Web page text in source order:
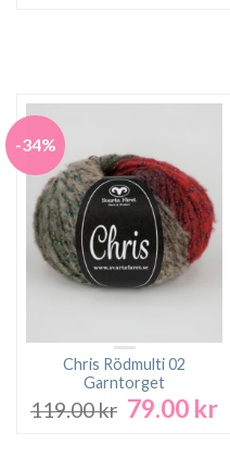
-34%
Chris Rödmulti 02
Garntorget
119.00kr Det
79.00 kr